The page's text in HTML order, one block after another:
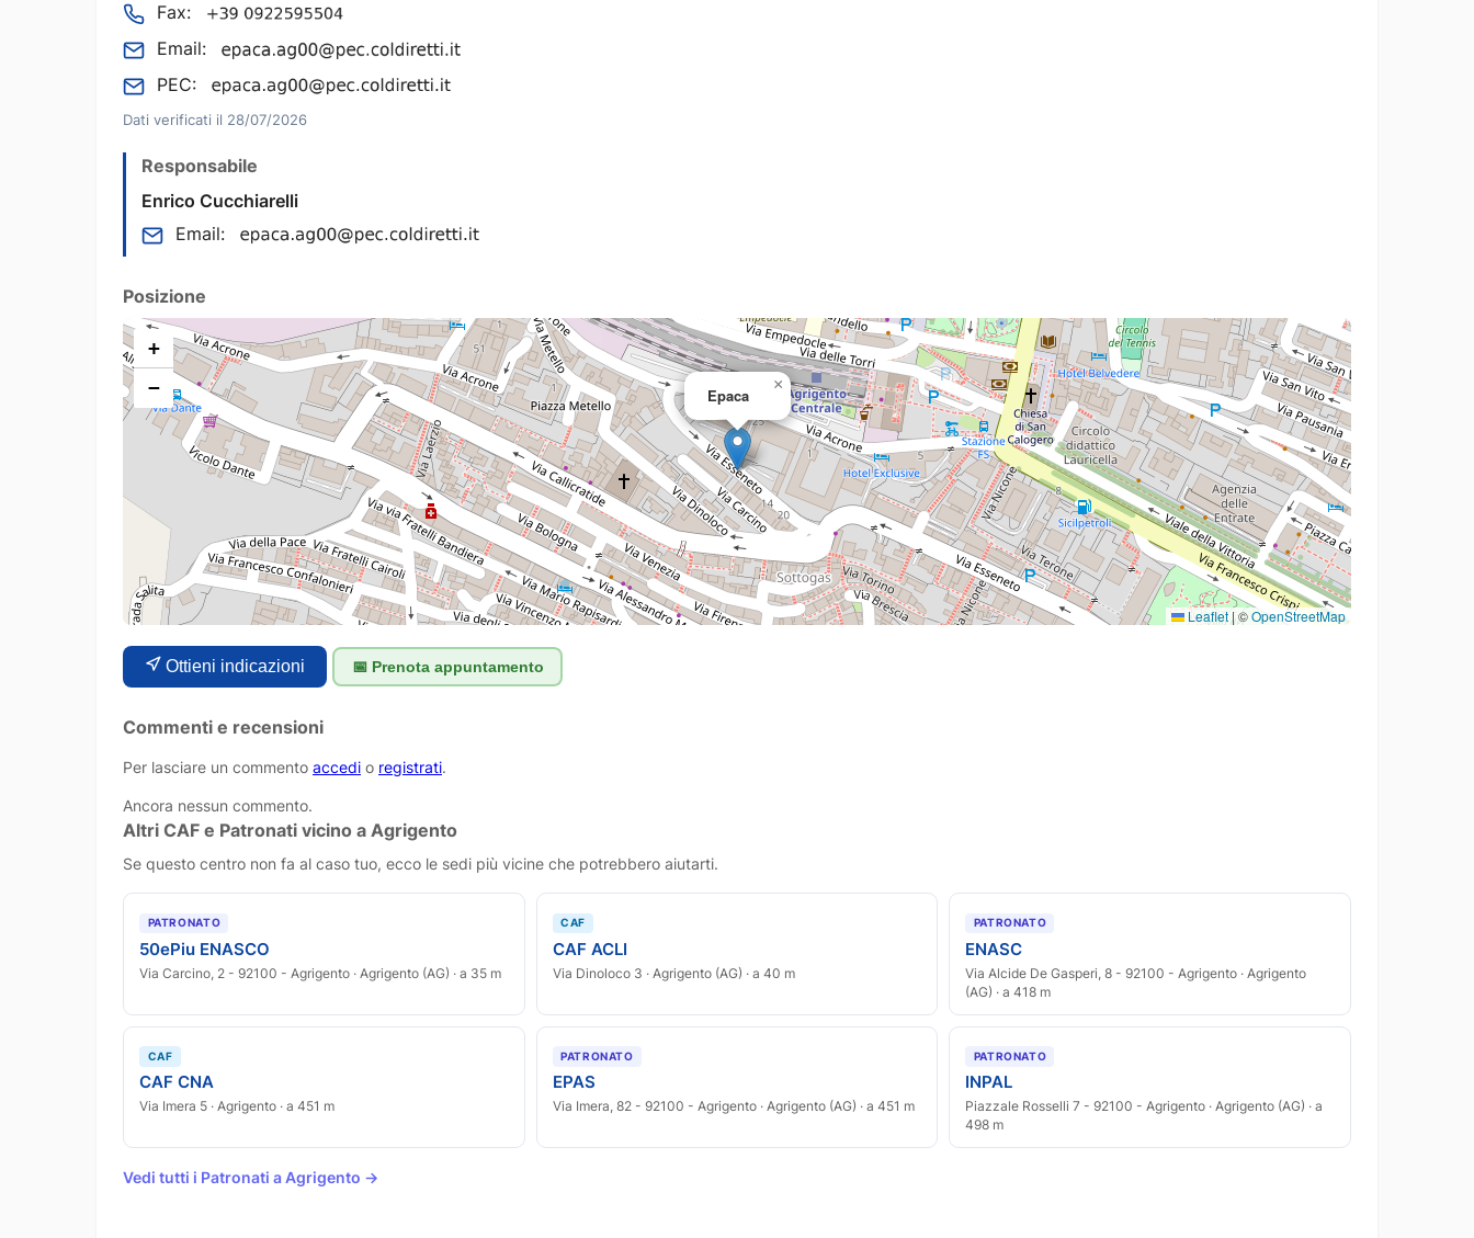
Fax:
Email:
PEC:
Dati verificati il 28/07/2026
Responsabile
Enrico Cucchiarelli
Email:
Posizione
Epaca
×
+
−
Leaflet |©OpenStreetMap
Ottieni indicazioni 📅 Prenota appuntamento
Commenti e recensioni
Per lasciare un commento accedi o registrati.
Ancora nessun commento.
Altri CAF e Patronati vicino a Agrigento
Se questo centro non fa al caso tuo, ecco le sedi più vicine che potrebbero aiutarti.
PATRONATO
50ePiu ENASCO
Via Carcino, 2 - 92100 - Agrigento · Agrigento (AG) · a 35 m
CAF
CAF ACLI
Via Dinoloco 3 · Agrigento (AG) · a 40 m
PATRONATO
ENASC
Via Alcide De Gasperi, 8 - 92100 - Agrigento · Agrigento
(AG) · a 418 m
CAF
CAF CNA
Via Imera 5 · Agrigento · a 451 m
PATRONATO
EPAS
Via Imera, 82 - 92100 - Agrigento · Agrigento (AG) · a 451 m
PATRONATO
INPAL
Piazzale Rosselli 7 - 92100 - Agrigento · Agrigento (AG) · a
498 m
Vedi tutti i Patronati a Agrigento →